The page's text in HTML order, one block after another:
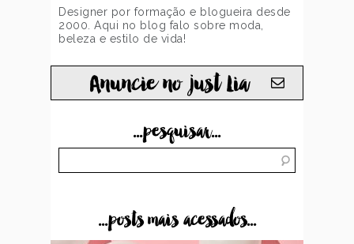
Designer por formação e blogueira desde
2000. Aqui no blog falo sobre moda,
beleza e estilo de vida!
Anuncie no just Lia
...pesquisar...
...posts mais acessados...